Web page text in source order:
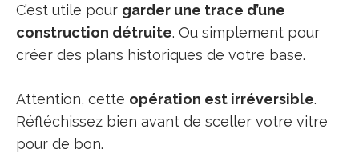
C’est utile pour garder une trace d’une
construction détruite. Ou simplement pour
créer des plans historiques de votre base.
Attention, cette opération est irréversible.
Réfléchissez bien avant de sceller votre vitre
pour de bon.